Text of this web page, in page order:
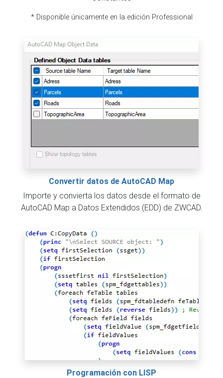
* Disponible únicamente en la edición Professional
Convertir datos de AutoCAD Map
Importe y convierta los datos desde el formato de
AutoCAD Map a Datos Extendidos (EDD) de ZWCAD.
Programación con LISP